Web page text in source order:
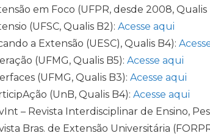
em Foco (UFPR, desde 2008, Qualis
(UFSC, Qualis B2): Acesse aqui
a Extensão (UESC), Qualis B4):
(UFMG, Qualis B5): Acesse aqui
(UFMG, Qualis B3): Acesse aqui
(UnB, Qualis B4): Acesse aqui
– Revista Interdisciplinar de Ensino,
Bras. de Extensão Universitária